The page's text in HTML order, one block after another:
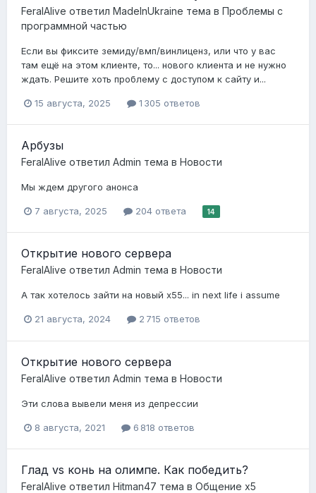
FeralAlive ответил MadeInUkraine тема в Проблемы с
программной частью
Если вы фиксите земиду/вмп/винлиценз, или что у вас
там ещё на этом клиенте, то... нового клиента и не нужно
ждать. Решите хоть проблему с доступом к сайту и...
15 августа, 2025 1 305 ответов
Арбузы
FeralAlive ответил Admin тема в Новости
Мы ждем другого анонса
7 августа, 2025 204 ответа 14
Открытие нового сервера
FeralAlive ответил Admin тема в Новости
А так хотелось зайти на новый х55... in next life i assume
21 августа, 2024 2 715 ответов
Открытие нового сервера
FeralAlive ответил Admin тема в Новости
Эти слова вывели меня из депрессии
8 августа, 2021 6 818 ответов
Глад vs конь на олимпе. Как победить?
FeralAlive ответил Hitman47 тема в Общение x5